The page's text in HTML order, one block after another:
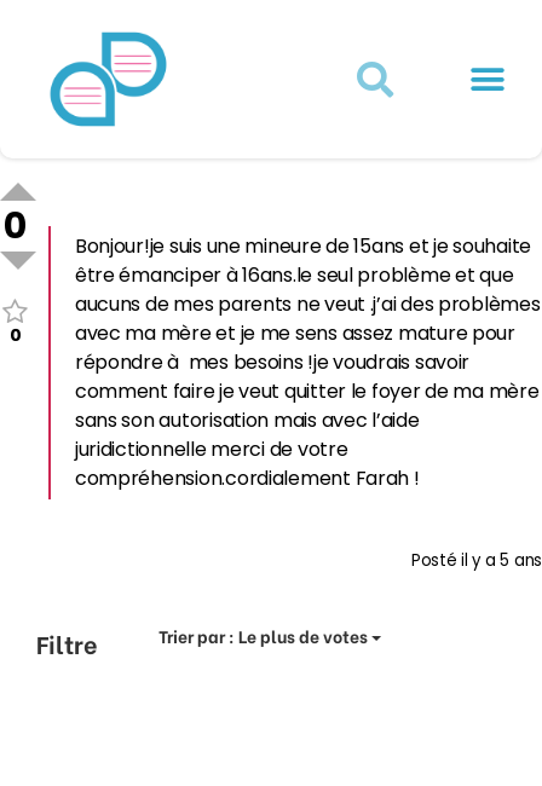
0
0
Bonjour!je suis une mineure de 15ans et je souhaite
être émanciper à 16ans.le seul problème et que
aucuns de mes parents ne veut .j’ai des problèmes
avec ma mère et je me sens assez mature pour
répondre à mes besoins !je voudrais savoir
comment faire je veut quitter le foyer de ma mère
sans son autorisation mais avec l’aide
juridictionnelle merci de votre
compréhension.cordialement Farah !
Postéil y a 5 ans
Filtre Trier par :Le plus de votes